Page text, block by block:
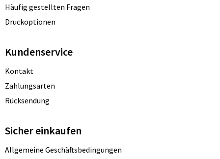
Häufig gestellten Fragen
Druckoptionen
Kundenservice
Kontakt
Zahlungsarten
Rücksendung
Sicher einkaufen
Allgemeine Geschäftsbedingungen